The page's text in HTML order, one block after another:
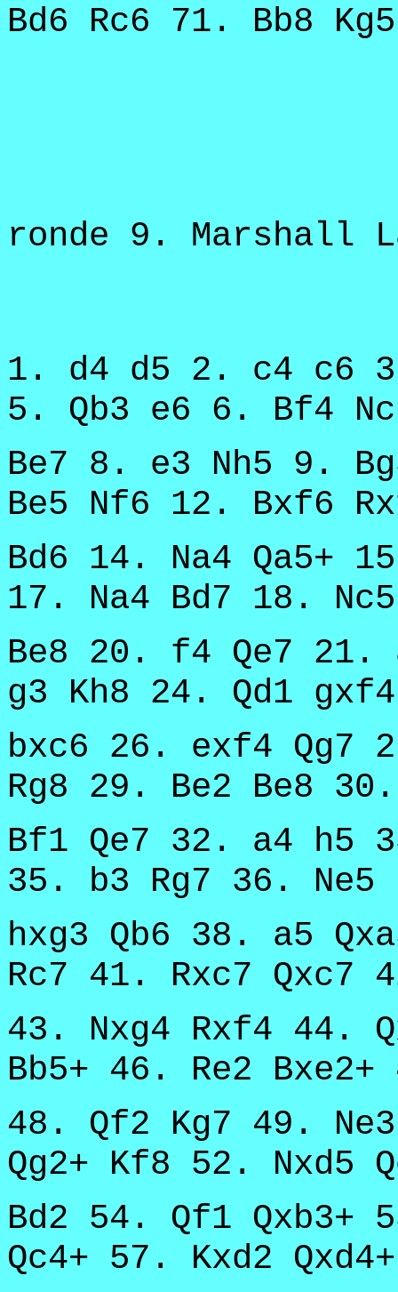
Bd6 Rc6 71. Bb8
ronde 9. Marshall
1. d4 d5 2. c4 c6
5. Qb3 e6 6. Bf4
Be7 8. e3 Nh5 9.
Be5 Nf6 12. Bxf6
Bd6 14. Na4 Qa5+
17. Na4 Bd7 18.
Be8 20. f4 Qe7 21.
g3 Kh8 24. Qd1
bxc6 26. exf4 Qg7
Rg8 29. Be2 Be8
Bf1 Qe7 32. a4 h5
35. b3 Rg7 36. Ne5
hxg3 Qb6 38. a5
Rc7 41. Rxc7 Qxc7
43. Nxg4 Rxf4 44.
Bb5+ 46. Re2
48. Qf2 Kg7 49.
Qg2+ Kf8 52. Nxd5
Bd2 54. Qf1 Qxb3+
Qc4+ 57. Kxd2